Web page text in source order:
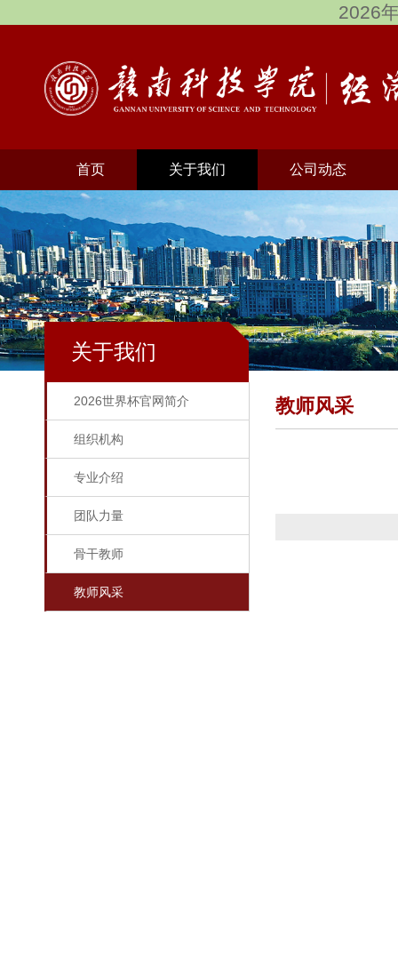
2026
首页 关于我们 公司动态
关于我们
​2026世界杯官网简介
组织机构
专业介绍
团队力量
骨干教师
教师风采
教师风采